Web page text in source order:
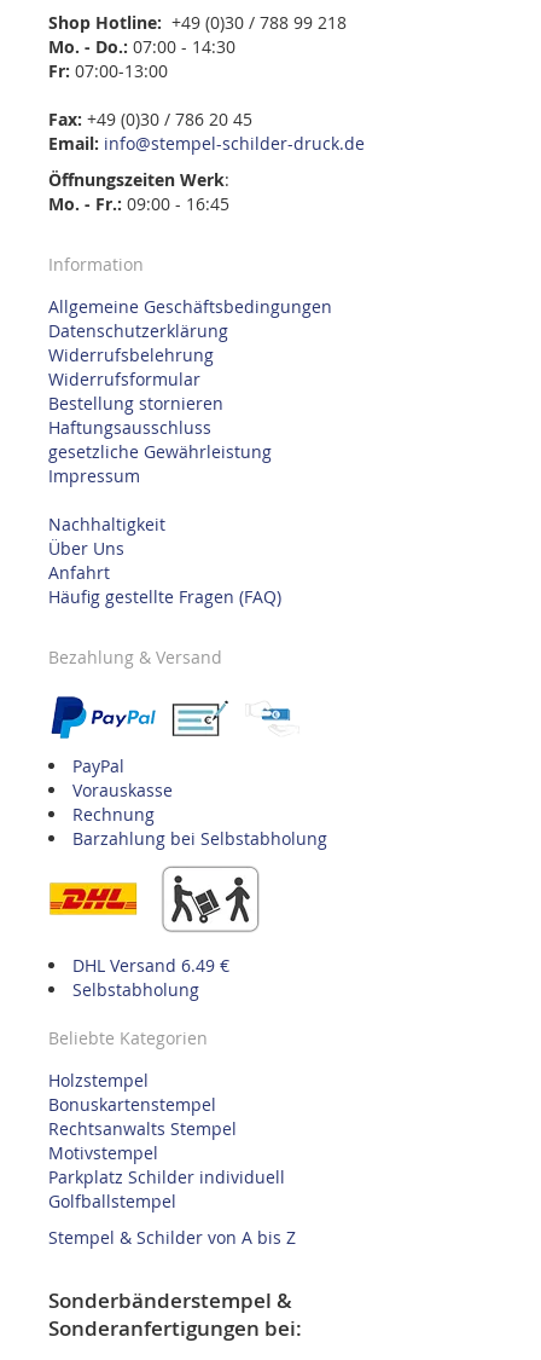
Shop Hotline: +49 (0)30 / 788 99 218
Mo. - Do.: 07:00 - 14:30
Fr: 07:00-13:00
Fax: +49 (0)30 / 786 20 45
Email: info@stempel-schilder-druck.de
Öffnungszeiten Werk:
Mo. - Fr.: 09:00 - 16:45
Information
Allgemeine Geschäftsbedingungen
Datenschutzerklärung
Widerrufsbelehrung
Widerrufsformular
Bestellung stornieren
Haftungsausschluss
gesetzliche Gewährleistung
Impressum
Nachhaltigkeit
Über Uns
Anfahrt
Häufig gestellte Fragen (FAQ)
Bezahlung & Versand
PayPal
Vorauskasse
Rechnung
Barzahlung bei Selbstabholung
DHL Versand 6.49 €
Selbstabholung
Beliebte Kategorien
Holzstempel
Bonuskartenstempel
Rechtsanwalts Stempel
Motivstempel
Parkplatz Schilder individuell
Golfballstempel
Stempel & Schilder von A bis Z
Sonderbänderstempel &
Sonderanfertigungen bei: